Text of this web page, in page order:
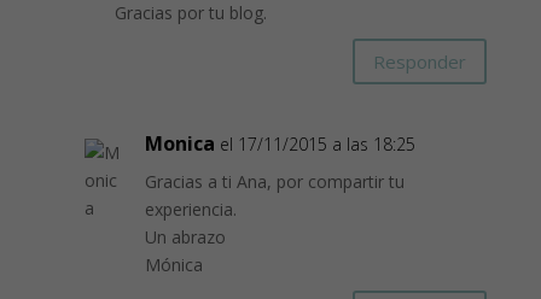
Gracias por tu blog.
Responder
Monica el 17/11/2015 a las 18:25
Gracias a ti Ana, por compartir tu
experiencia.
Un abrazo
Mónica